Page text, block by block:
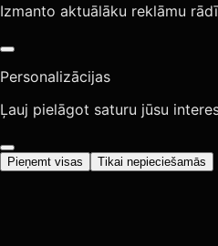
Izmanto aktuālāku reklāmu
Personalizācijas
Ļauj pielāgot saturu jūsu
Pieņemt visas Tikai nepieciešamās